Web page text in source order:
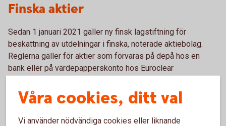
Finska aktier
Sedan 1 januari 2021 gäller ny finsk lagstiftning för
beskattning av utdelningar i finska, noterade aktiebolag.
Reglerna gäller för aktier som förvaras på depå hos en
bank eller på värdepapperskonto hos Euroclear
Sverige har höjts till 35 procent, men du kan själv begära
tillbaka de överskjutande 20 procenten från den finska
skattemyndigheten.
Våra cookies, ditt val
Vi använder nödvändiga cookies eller liknande